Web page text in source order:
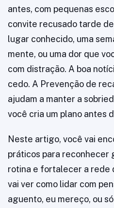
antes, com pequenas
convite recusado tarde
lugar conhecido, uma
mente, ou uma dor que
com distração. A boa
cedo. A Prevenção de
ajudam a manter a
você cria um plano antes
Neste artigo, você vai
práticos para reconhecer
rotina e fortalecer a rede
vai ver como lidar com
aguento, eu mereço, ou